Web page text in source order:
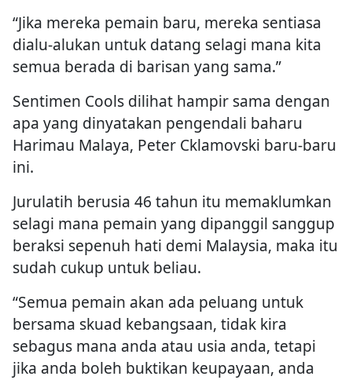
“Jika mereka pemain baru, mereka sentiasa
dialu-alukan untuk datang selagi mana kita
semua berada di barisan yang sama.”
Sentimen Cools dilihat hampir sama dengan
apa yang dinyatakan pengendali baharu
Harimau Malaya, Peter Cklamovski baru-baru
ini.
Jurulatih berusia 46 tahun itu memaklumkan
selagi mana pemain yang dipanggil sanggup
beraksi sepenuh hati demi Malaysia, maka itu
sudah cukup untuk beliau.
“Semua pemain akan ada peluang untuk
bersama skuad kebangsaan, tidak kira
sebagus mana anda atau usia anda, tetapi
jika anda boleh buktikan keupayaan, anda